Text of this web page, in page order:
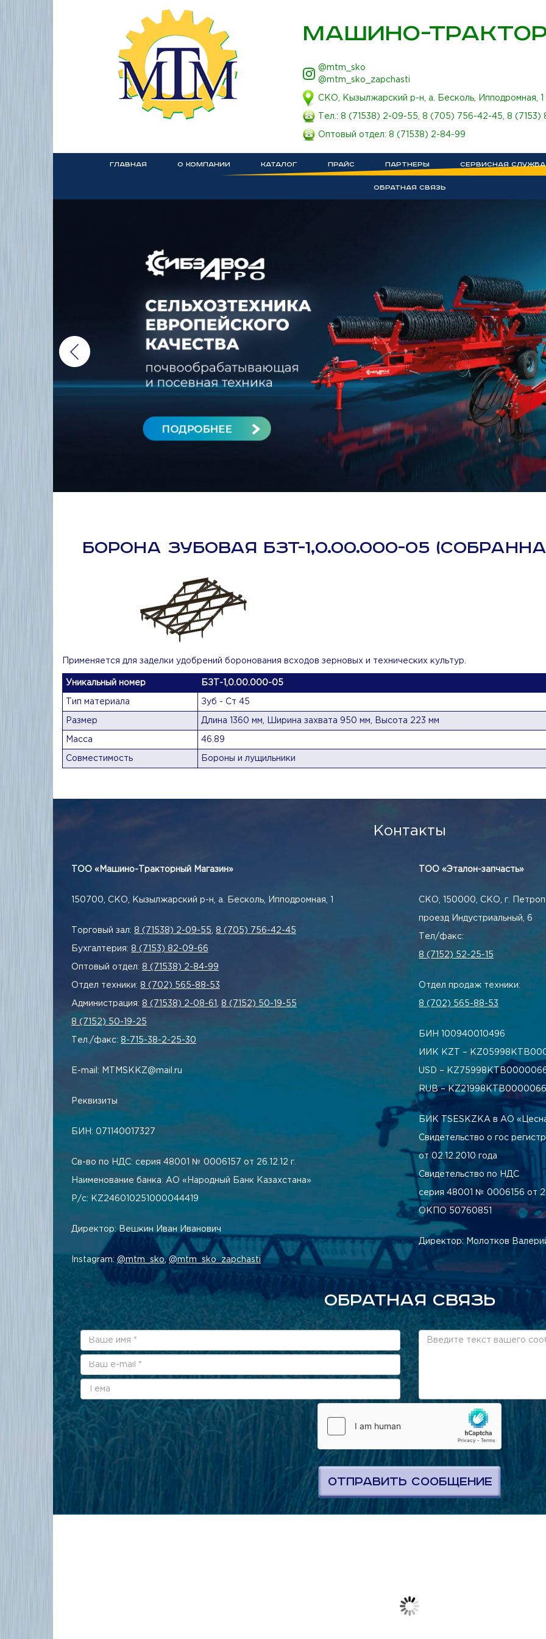
МАШИНО-
@mtm_sko
@mtm_sko_zapchasti
СКО, Кызылжарский р-н, а. Бесколь, Ипподромная, 1
Тел.: 8 (71538) 2-09-55 8 (705) 756-42-45 8 (7153)
Оптовый отдел: 8 (71538) 2-84-99
ГЛАВНАЯ О КОМПАНИИ КАТАЛОГ ПРАЙС ПАРТНЕРЫ СЕРВИСНАЯ СЛУЖБА
ОБРАТНАЯ СВЯЗЬ
БОРОНА ЗУБОВАЯ БЗТ-1,0.00.000-05
Применяется для заделки удобрений боронования всходов зерновых и технических культур.
Уникальный номер БЗТ-1,0.00.000-05
Тип материала Зуб - Ст 45
Размер Длина 1360 мм, Ширина захвата 950 мм, Высота 223 мм
Масса 46.89
Совместимость Бороны и лущильники
Контакты
ТОО «Машино-Тракторный Магазин»
150700, СКО, Кызылжарский р-н, а. Бесколь, Ипподромная, 1
Торговый зал: 8 (71538) 2-09-55 8 (705) 756-42-45
Бухгалтерия: 8 (7153) 82-09-66
Оптовый отдел: 8 (71538) 2-84-99
Отдел техники: 8 (702) 565-88-53
Администрация: 8 (71538) 2-08-61 8 (7152) 50-19-55
8 (7152) 50-19-25
Тел./факс: 8-715-38-2-25-30
E-mail: MTMSKKZ@mail.ru
Реквизиты
БИН: 071140017327
Св-во по НДС: серия 48001 № 0006157 от 26.12.12 г.
Наименование банка: АО «Народный Банк Казахстана»
Р/с: KZ246010251000044419
Директор: Вешкин Иван Иванович
Instagram: @mtm_sko ,@mtm_sko_zapchasti
ТОО «Эталон-запчасть»
СКО, 150000, СКО, г.
проезд Индустриальный, 6
Тел/факс:
8 (7152) 52-25-15
Отдел продаж техники:
8 (702) 565-88-53
БИН 100940010496
ИИК KZT –
USD –
RUB –
БИК TSESKZKA в АО
Свидетельство о гос
от 02.12.2010 года
Свидетельство по НДС
серия 48001 № 0006156 от
ОКПО 50760851
Директор: Молотков
ОБРАТНАЯ СВЯЗЬ